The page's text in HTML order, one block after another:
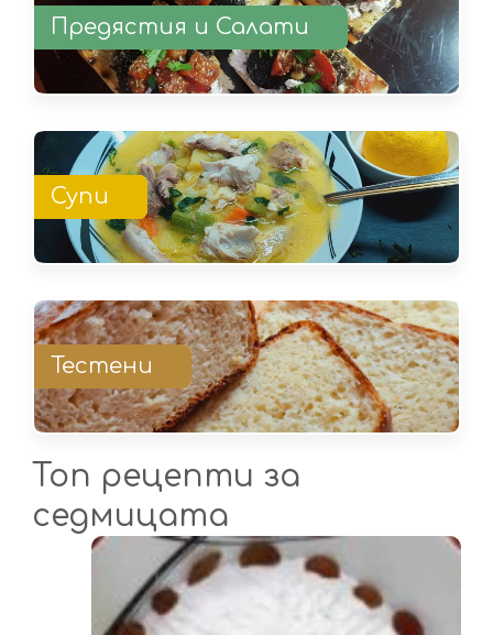
Предястия и Салати
Супи
Тестени
Топ рецепти за
седмицата